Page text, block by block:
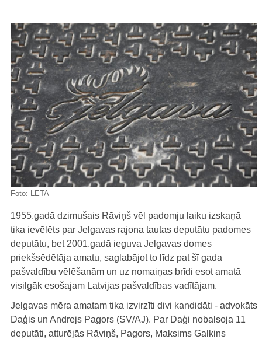
Foto: LETA
1955.gadā dzimušais Rāviņš vēl padomju laiku izskaņā
tika ievēlēts par Jelgavas rajona tautas deputātu padomes
deputātu, bet 2001.gadā ieguva Jelgavas domes
priekšsēdētāja amatu, saglabājot to līdz pat šī gada
pašvaldību vēlēšanām un uz nomaiņas brīdi esot amatā
visilgāk esošajam Latvijas pašvaldības vadītājam.
Jelgavas mēra amatam tika izvirzīti divi kandidāti - advokāts
Daģis un Andrejs Pagors (SV/AJ). Par Daģi nobalsoja 11
deputāti, atturējās Rāviņš, Pagors, Maksims Galkins